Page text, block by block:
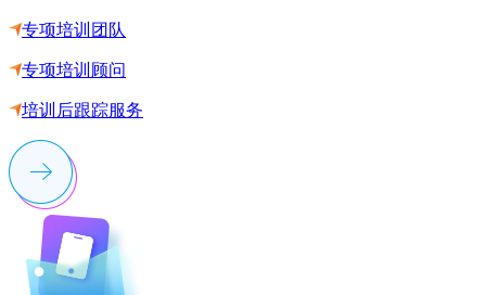
专项培训团队
专项培训顾问
培训后跟踪服务